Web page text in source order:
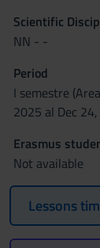
Scientific
NN - -
Period
I semestre
2025 al Dec
Erasmus
Not available
Lessons